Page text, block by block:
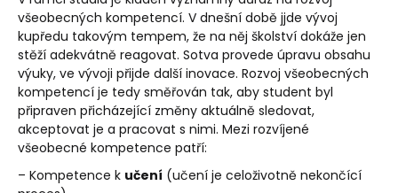
všeobecných kompetencí. V dnešní době jjde vývoj
kupředu takovým tempem, že na něj školství dokáže jen
stěží adekvátně reagovat. Sotva provede úpravu obsahu
výuky, ve vývoji přijde další inovace. Rozvoj všeobecných
kompetencí je tedy směřován tak, aby student byl
připraven přicházející změny aktuálně sledovat,
akceptovat je a pracovat s nimi. Mezi rozvíjené
všeobecné kompetence patří:
– Kompetence k učení (učení je celoživotně nekončící